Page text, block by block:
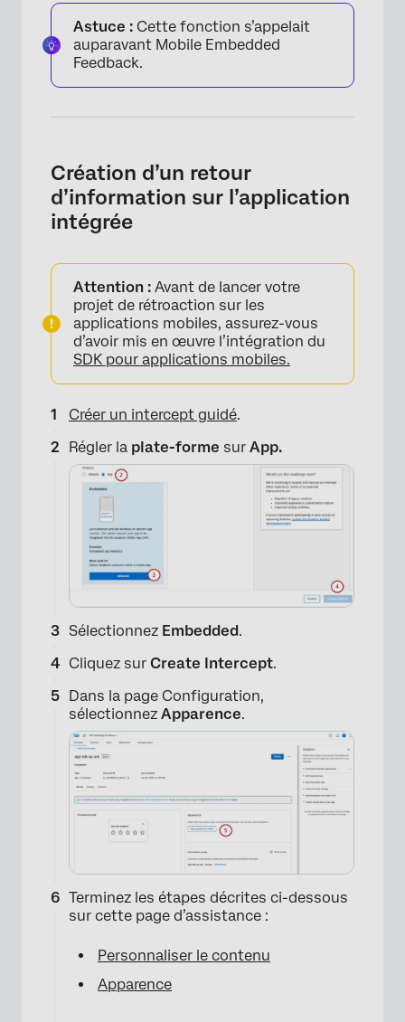
Astuce : Cette fonction s’appelait
auparavant Mobile Embedded
Feedback.
Création d’un retour
d’information sur l’application
intégrée
Attention : Avant de lancer votre
projet de rétroaction sur les
applications mobiles, assurez-vous
d’avoir mis en œuvre l’intégration du
SDK pour applications mobiles.
Créer un intercept guidé.
Régler la plate-forme sur App.
Sélectionnez Embedded.
Cliquez sur Create Intercept.
Dans la page Configuration,
sélectionnez Apparence.
Terminez les étapes décrites ci-dessous
sur cette page d’assistance :
Personnaliser le contenu
Apparence